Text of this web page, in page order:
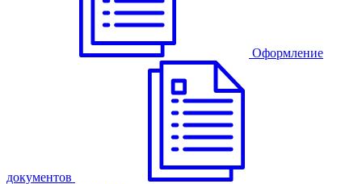
Оформление
документов